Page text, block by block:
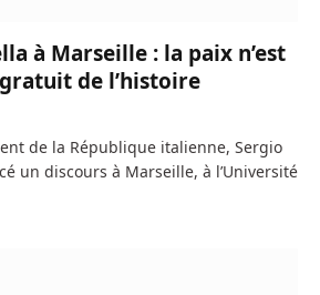
à Marseille : la paix n’est
de l’histoire
de la République italienne, Sergio
un discours à Marseille, à l’Université